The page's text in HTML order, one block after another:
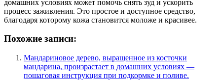
домашних условиях может помочь снять зуд и ускорить
процесс заживления. Это простое и доступное средство,
благодаря которому кожа становится моложе и красивее.
Похожие записи:
Мандариновое дерево, выращенное из косточки
мандарина, произрастает в домашних условиях —
пошаговая инструкция при подкормке и поливе.